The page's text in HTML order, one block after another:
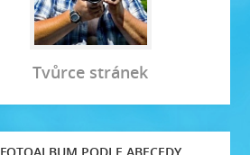
Tvůrce stránek